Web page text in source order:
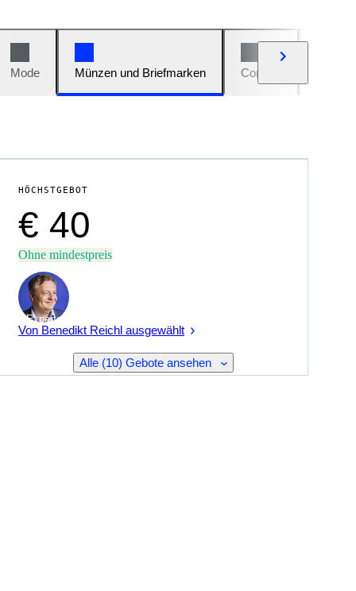
Mode Münzen und Briefmarken Comics
HÖCHSTGEBOT
€ 40
Ohne mindestpreis
Experte
Von Benedikt Reichl ausgewählt
Alle (10) Gebote ansehen